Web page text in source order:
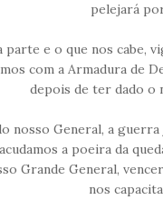
pelejará
parte e o que nos cabe,
com a Armadura de
depois de ter dado o
nosso General, a
a poeira da
Grande General,
nos